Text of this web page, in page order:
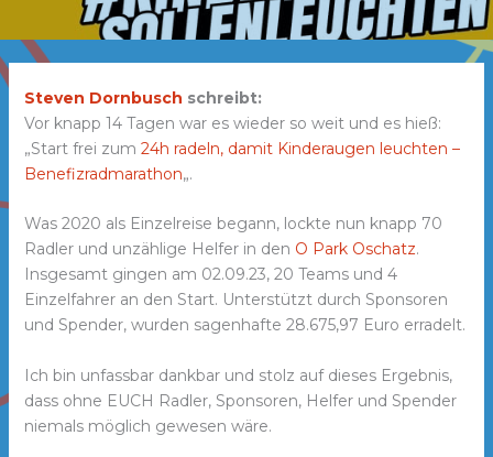
Steven Dornbusch schreibt:
Vor knapp 14 Tagen war es wieder so weit und es hieß:
„Start frei zum 24h radeln, damit Kinderaugen leuchten –
Benefizradmarathon„.
Was 2020 als Einzelreise begann, lockte nun knapp 70
Radler und unzählige Helfer in den O Park Oschatz.
Insgesamt gingen am 02.09.23, 20 Teams und 4
Einzelfahrer an den Start. Unterstützt durch Sponsoren
und Spender, wurden sagenhafte 28.675,97 Euro erradelt.
Ich bin unfassbar dankbar und stolz auf dieses Ergebnis,
dass ohne EUCH Radler, Sponsoren, Helfer und Spender
niemals möglich gewesen wäre.